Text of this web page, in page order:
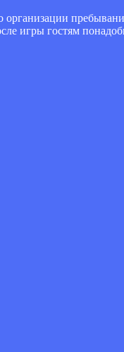
организации
игры гостям